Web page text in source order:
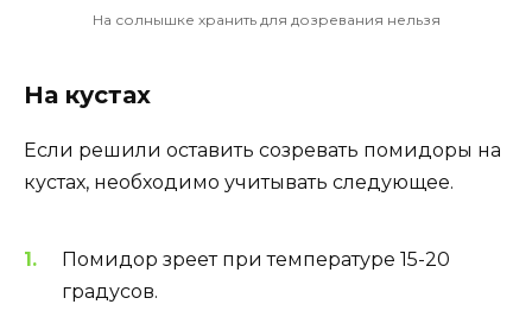
На солнышке хранить для дозревания нельзя
На кустах
Если решили оставить созревать помидоры на
кустах, необходимо учитывать следующее.
Помидор зреет при температуре 15-20
градусов.